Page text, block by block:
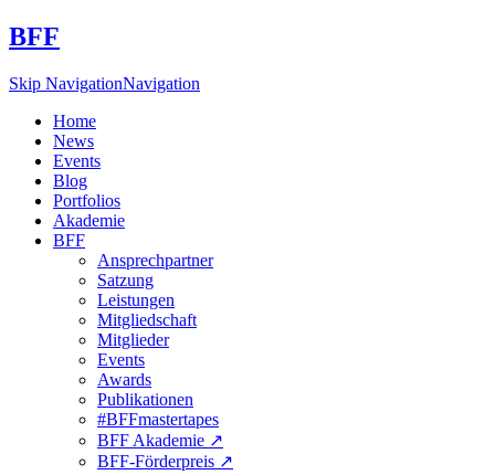
BFF
Skip NavigationNavigation
Home
News
Events
Blog
Portfolios
Akademie
BFF
Ansprechpartner
Satzung
Leistungen
Mitgliedschaft
Mitglieder
Events
Awards
Publikationen
#BFFmastertapes
BFF Akademie ↗︎
BFF-Förderpreis ↗︎